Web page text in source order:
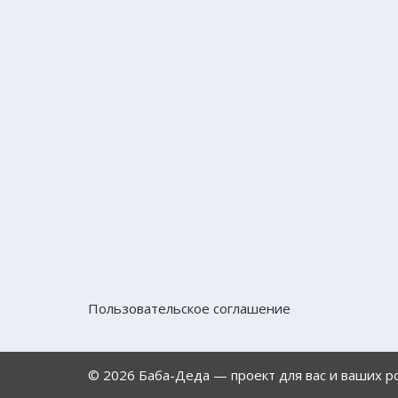
Пользовательское соглашение
© 2026 Баба-Деда — проект для вас и ваших